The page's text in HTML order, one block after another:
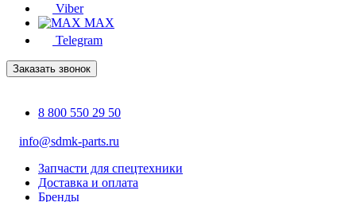
Viber
MAX
Telegram
Заказать звонок
8 800 550 29 50
info@sdmk-parts.ru
Запчасти для спецтехники
Доставка и оплата
Бренды